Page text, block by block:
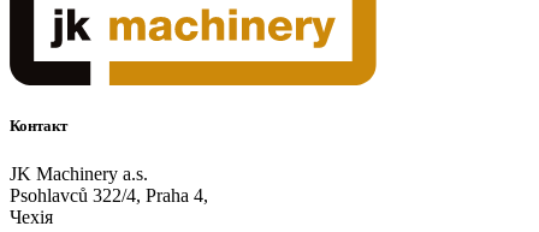
Контакт
JK Machinery a.s.
Psohlavců 322/4, Praha 4,
Чехія